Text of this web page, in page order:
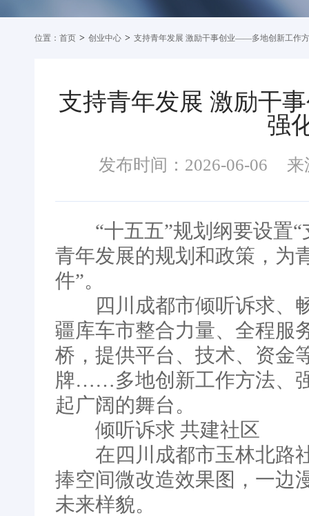
位置： 首页 > 创业中心 > 支持青年发展 激励干事创业——多地创新工作
支持青年发展 激励干
强
发布时间：2026-06-06 来
“十五五”规划纲要设置“
青年发展的规划和政策，为
件”。
四川成都市倾听诉求、畅
疆库车市整合力量、全程服
桥，提供平台、技术、资金
牌……多地创新工作方法、
起广阔的舞台。
倾听诉求 共建社区
在四川成都市玉林北路社
捧空间微改造效果图，一边
未来样貌。